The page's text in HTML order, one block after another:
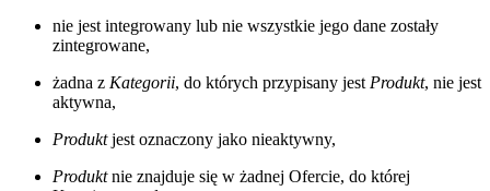
nie jest integrowany lub nie wszystkie jego dane zostały
zintegrowane,
żadna z Kategorii, do których przypisany jest Produkt, nie jest
aktywna,
Produktjest oznaczony jako nieaktywny,
Produktnie znajduje się w żadnej Ofercie, do której